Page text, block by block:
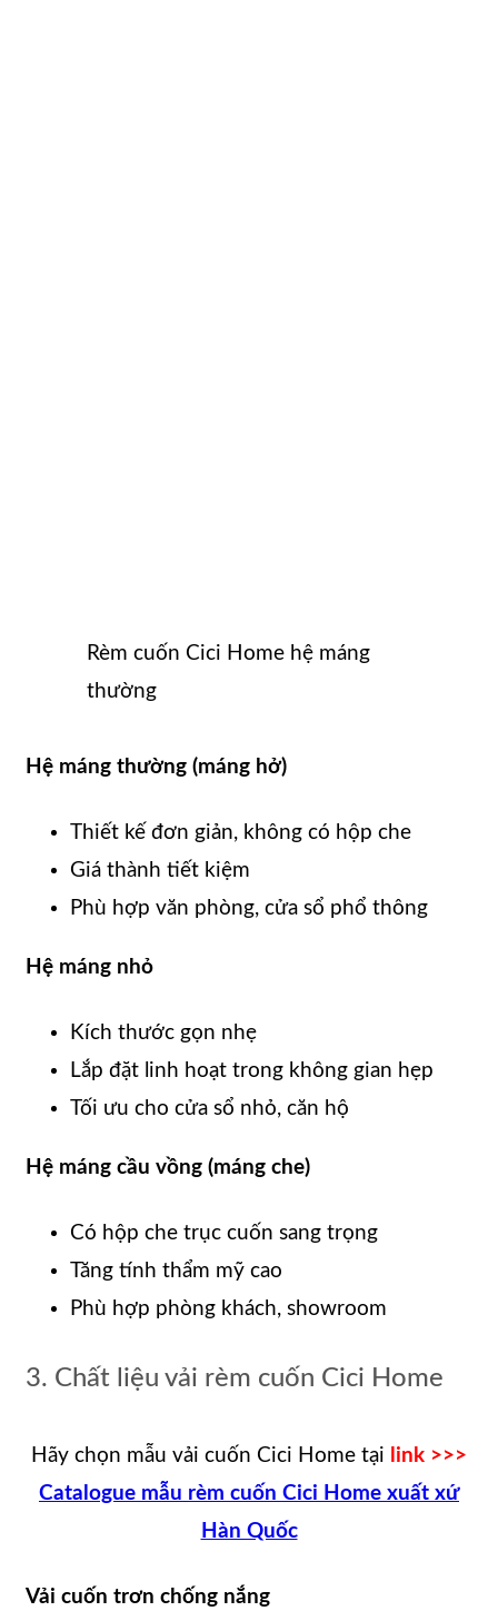
Rèm cuốn Cici Home hệ máng
thường
Hệ máng thường (máng hở)
Thiết kế đơn giản, không có hộp che
Giá thành tiết kiệm
Phù hợp văn phòng, cửa sổ phổ thông
Hệ máng nhỏ
Kích thước gọn nhẹ
Lắp đặt linh hoạt trong không gian hẹp
Tối ưu cho cửa sổ nhỏ, căn hộ
Hệ máng cầu vồng (máng che)
Có hộp che trục cuốn sang trọng
Tăng tính thẩm mỹ cao
Phù hợp phòng khách, showroom
3. Chất liệu vải rèm cuốn Cici Home
Hãy chọn mẫu vải cuốn Cici Home tại
link >>>
Catalogue mẫu rèm cuốn Cici Home xuất xứ
Hàn Quốc
Vải cuốn trơn chống nắng